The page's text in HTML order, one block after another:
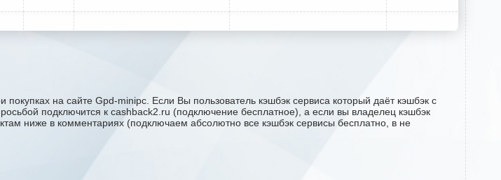
на сайте Gpd-minipc. Если Вы пользователь кэшбэк сервиса который даёт кэшбэк с
подключится к cashback2.ru (подключение бесплатное), а если вы владелец кэшбэк
ниже в комментариях (подключаем абсолютно все кэшбэк сервисы бесплатно, в не